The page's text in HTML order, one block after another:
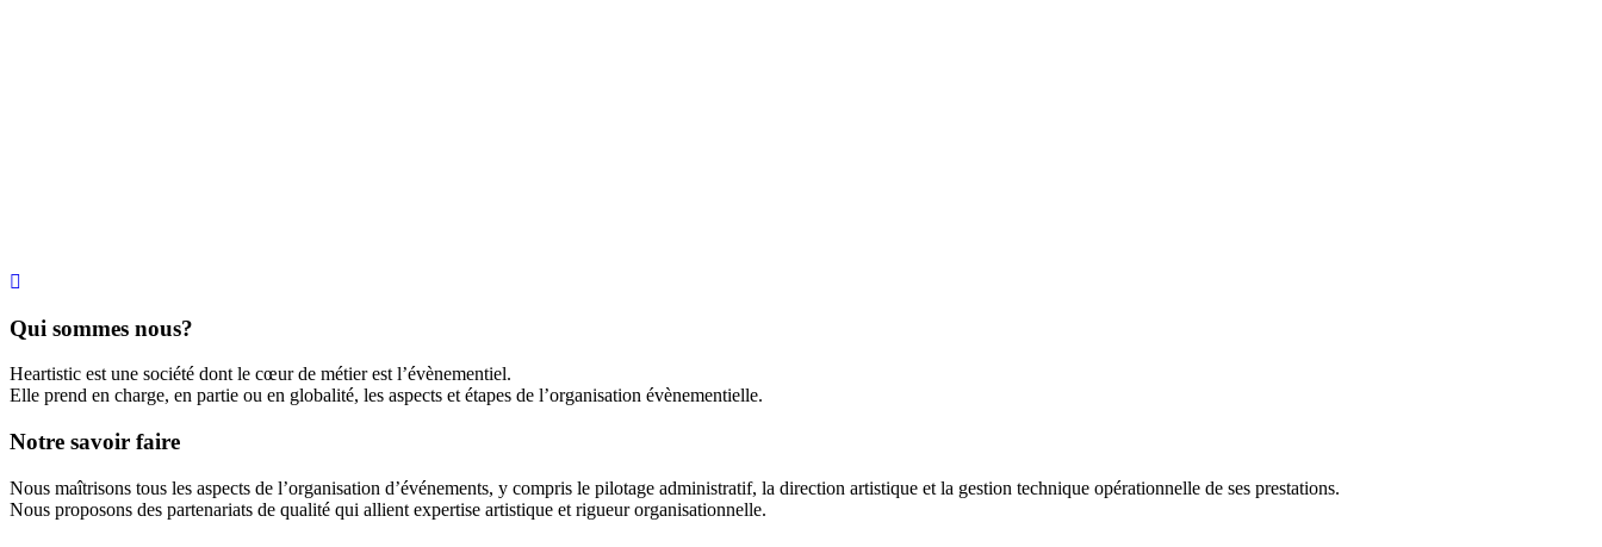
Qui sommes nous?
Heartistic est une société dont le cœur de métier est l’évènementiel.
Elle prend en charge, en partie ou en globalité, les aspects et étapes de l’organisation évènementielle.
Notre savoir faire
Nous maîtrisons tous les aspects de l’organisation d’événements, y compris le pilotage administratif, la direction artistique et la gestion technique opérationnelle de ses prestations.
Nous proposons des partenariats de qualité qui allient expertise artistique et rigueur organisationnelle.